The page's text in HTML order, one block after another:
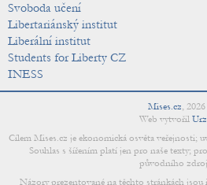
Svoboda učení
Libertariánský institut
Liberální institut
Students for Liberty CZ
INESS
Mises.cz, 2026
Web vytvořil
Cílem Mises.cz je ekonomická osvěta veřejnosti;
Souhlas s šířením platí jen pro naše texty;
původního
Názory prezentované na těchto stránkách